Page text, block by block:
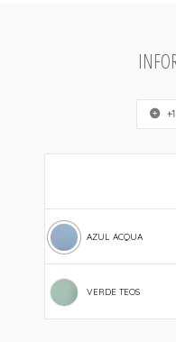
AZUL ACQUA
VERDE TEOS